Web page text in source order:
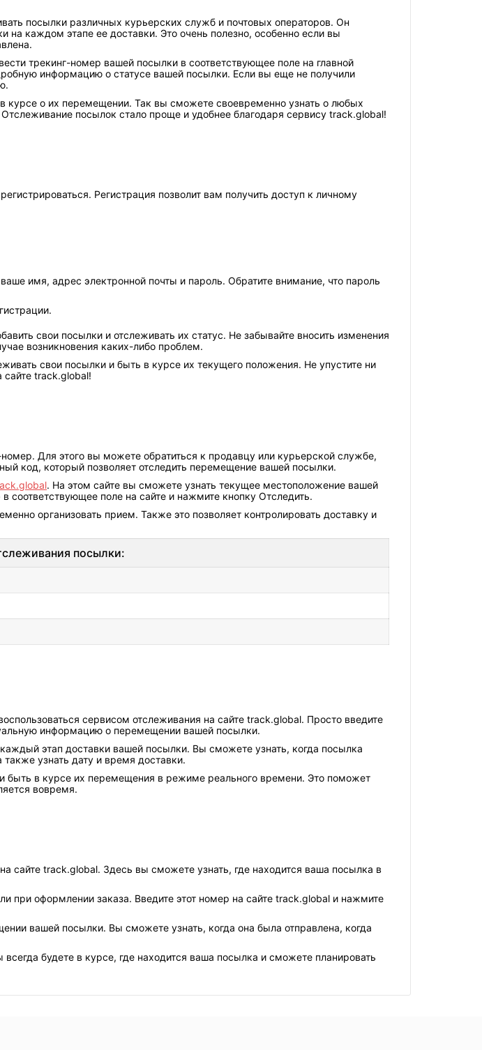
посылки различных курьерских служб и почтовых операторов. Он
каждом этапе ее доставки. Это очень полезно, особенно если вы
трекинг-номер вашей посылки в соответствующее поле на главной
информацию о статусе вашей посылки. Если вы еще не получили
курсе о их перемещении. Так вы сможете своевременно узнать о любых
посылок стало проще и удобнее благодаря сервису track.global!
Регистрация позволит вам получить доступ к личному
имя, адрес электронной почты и пароль. Обратите внимание, что пароль
свои посылки и отслеживать их статус. Не забывайте вносить изменения
возникновения каких-либо проблем.
свои посылки и быть в курсе их текущего положения. Не упустите ни
сайте track.global!
Для этого вы можете обратиться к продавцу или курьерской службе,
код, который позволяет отследить перемещение вашей посылки.
. На этом сайте вы сможете узнать текущее местоположение вашей
поле на сайте и нажмите кнопку Отследить.
организовать прием. Также это позволяет контролировать доставку и
посылки:
сервисом отслеживания на сайте track.global. Просто введите
информацию о перемещении вашей посылки.
этап доставки вашей посылки. Вы сможете узнать, когда посылка
узнать дату и время доставки.
быть в курсе их перемещения в режиме реального времени. Это поможет
вовремя.
сайте track.global. Здесь вы сможете узнать, где находится ваша посылка в
при оформлении заказа. Введите этот номер на сайте track.global и нажмите
вашей посылки. Вы сможете узнать, когда она была отправлена, когда
будете в курсе, где находится ваша посылка и сможете планировать